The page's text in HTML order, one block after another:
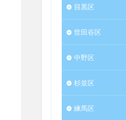
目黒区
世田谷区
中野区
杉並区
練馬区